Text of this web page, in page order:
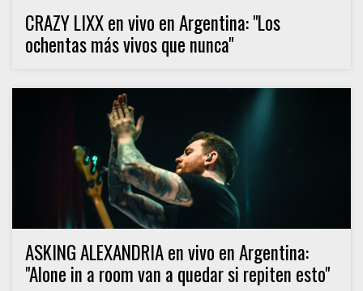
CRAZY LIXX en vivo en Argentina: "Los
ochentas más vivos que nunca"
ASKING ALEXANDRIA en vivo en Argentina:
"Alone in a room van a quedar si repiten esto"